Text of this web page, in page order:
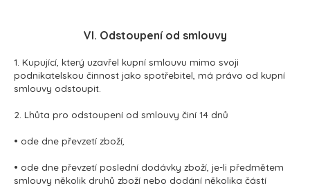
VI. Odstoupení od smlouvy
1. Kupující, který uzavřel kupní smlouvu mimo svoji
podnikatelskou činnost jako spotřebitel, má právo od kupní
smlouvy odstoupit.
2. Lhůta pro odstoupení od smlouvy činí 14 dnů
• ode dne převzetí zboží,
• ode dne převzetí poslední dodávky zboží, je-li předmětem
smlouvy několik druhů zboží nebo dodání několika částí